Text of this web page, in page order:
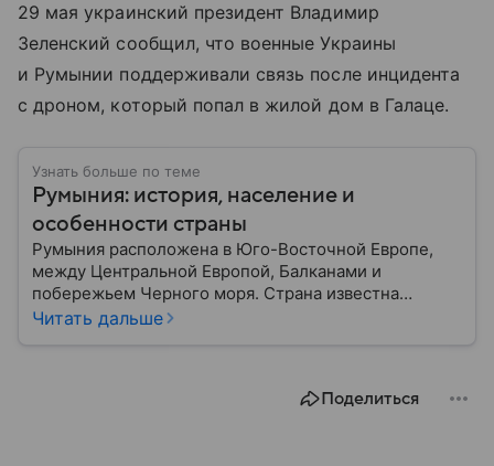
29 мая украинский президент Владимир
Зеленский сообщил, что военные Украины
и Румынии поддерживали связь после инцидента
с дроном, который попал в жилой дом в Галаце.
Узнать больше по теме
Румыния: история, население и
особенности страны
Румыния расположена в Юго-Восточной Европе,
между Центральной Европой, Балканами и
побережьем Черного моря. Страна известна
богатой историей, живописными Карпатскими
Читать дальше
Поделиться